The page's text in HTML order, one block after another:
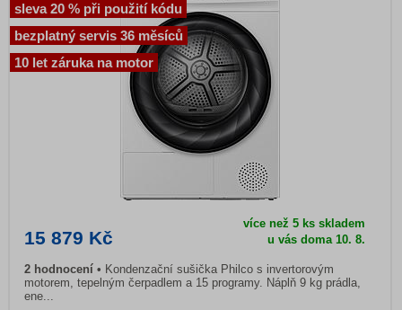
15 879 Kč
více než 5 ks skladem
u vás doma 10. 8.
2 hodnocení
Kondenzační sušička Philco s invertorovým
motorem, tepelným čerpadlem a 15 programy. Náplň 9 kg prádla,
ene...
sleva 20 % při použití kódu
bezplatný servis 36 měsíců
10 let záruka na motor